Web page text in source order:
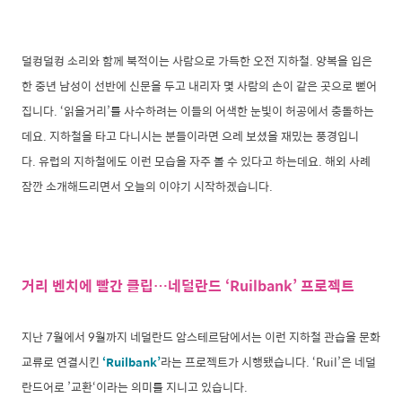
덜컹덜컹 소리와 함께 북적이는 사람으로 가득한 오전 지하철. 양복을 입은
한 중년 남성이 선반에 신문을 두고 내리자 몇 사람의 손이 같은 곳으로 뻗어
집니다. ‘읽을거리’를 사수하려는 이들의 어색한 눈빛이 허공에서 충돌하는
데요. 지하철을 타고 다니시는 분들이라면 으레 보셨을 재밌는 풍경입니
다.유럽의 지하철에도 이런 모습을 자주 볼 수 있다고 하는데요. 해외 사례
잠깐 소개해드리면서 오늘의 이야기 시작하겠습니다.
거리 벤치에 빨간 클립…네덜란드 ‘Ruilbank’ 프로젝트
지난 7월에서 9월까지 네덜란드 암스테르담에서는 이런 지하철 관습을 문화
교류로 연결시킨‘Ruilbank’라는 프로젝트가 시행됐습니다. ‘Ruil’은 네덜
란드어로 ’교환‘이라는 의미를 지니고 있습니다.